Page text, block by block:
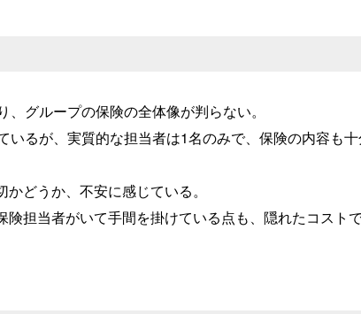
グループの保険の全体像が判らない。
るが、実質的な担当者は1名のみで、保険の内容も
どうか、不安に感じている。
担当者がいて手間を掛けている点も、隠れたコスト